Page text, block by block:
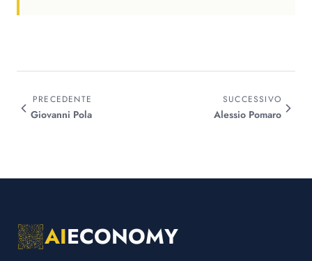
PRECEDENTE
Giovanni Pola
SUCCESSIVO
Alessio Pomaro
AIECONOMY